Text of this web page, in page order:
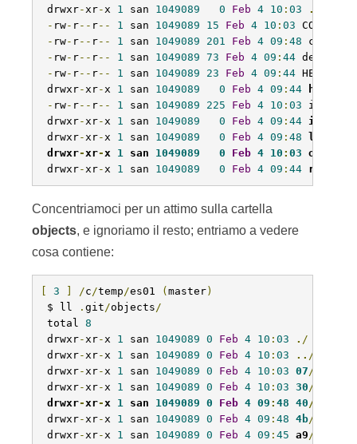
drwxr-xr-x 1 san 1049089 0 Feb 4 10 : 03 ..
- rw- r-- r-- 1 san 1049089 15 Feb 4 10 : 03
- rw- r-- r-- 1 san 1049089 201 Feb 4 09 : 48 config
- rw- r-- r-- 1 san 1049089 73 Feb 4 09 : 44
- rw- r-- r-- 1 san 1049089 23 Feb 4 09 : 44 HEAD
drwxr-xr-x 1 san 1049089 0 Feb 4 09 : 44 hooks
- rw- r-- r-- 1 san 1049089 225 Feb 4 10 : 03 index
drwxr-xr-x 1 san 1049089 0 Feb 4 09 : 44 info
drwxr-xr-x 1 san 1049089 0 Feb 4 09 : 48 logs
drwxr-xr-x 1 san 1049089 0 Feb 4 10 : 03 objects
drwxr-xr-x 1 san 1049089 0 Feb 4 09 : 44 refs
Concentriamoci per un attimo sulla cartella
objects, e ignoriamo il resto; entriamo a vedere
cosa contiene:
3 /c/temp/es01 ( master)
$ ll
. git/objects/
total 8
drwxr-xr-x 1 san 1049089 0 Feb 4 10 : 03 . /
drwxr-xr-x 1 san 1049089 0 Feb 4 10 : 03 .. /
drwxr-xr-x 1 san 1049089 0 Feb 4 10 : 03 07/
drwxr-xr-x 1 san 1049089 0 Feb 4 10 : 03 30/
drwxr-xr-x 1 san 1049089 0 Feb 4 09 : 48 40/
drwxr-xr-x 1 san 1049089 0 Feb 4 09 : 48 4b/
drwxr-xr-x 1 san 1049089 0 Feb 4 09 : 45 a9/